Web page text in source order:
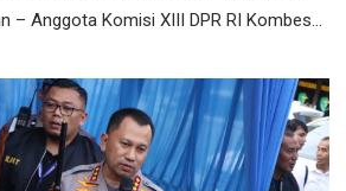
– Anggota Komisi XIII DPR RI Kombes...